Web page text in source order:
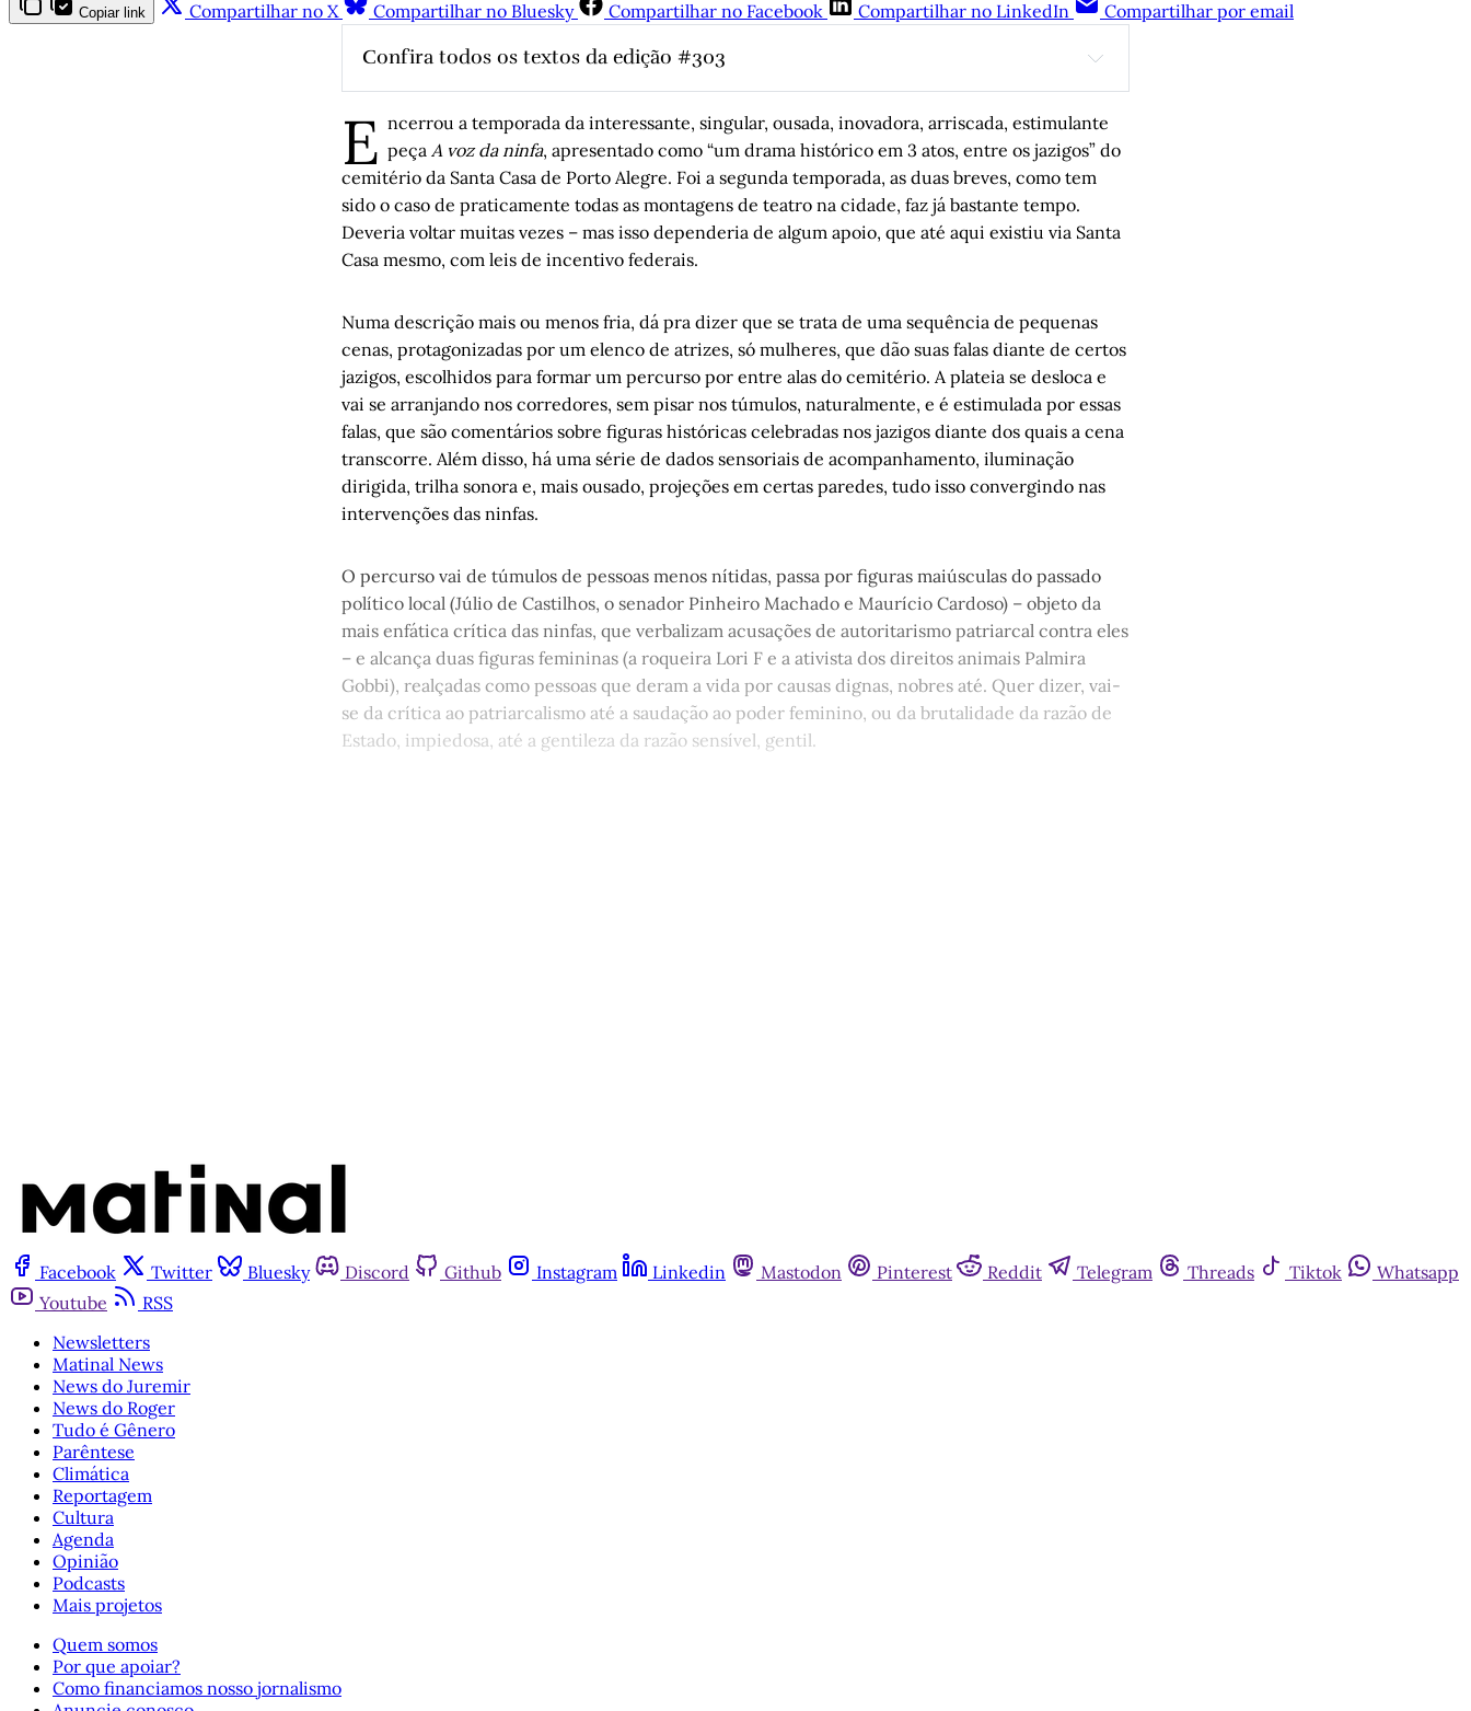
Copiar link Compartilhar no X Compartilhar no Bluesky Compartilhar no Facebook Compartilhar no LinkedIn Compartilhar por email
Confira todos os textos da edição #303
Sobre Jards Arnett Macalé da Silva, por Luciano Mello
Raduan Nassar: um olho na literatura, outro na vida, por Helena Terra
Perguntas para “O Agente Secreto”, por Álvaro Magalhães
Serranos na várzea, por Geraldo Hasse
Cidades são redes
, por Juremir Machado da Silva
Poesia de alta voltagem , por Marcia Benetti
Ninfas na lomba do cemitério , por Luís Augusto Fischer
Gota D’água, Os Saltimbancos e O Cio da Terra, por Arthur de Faria
Porto Alegre, 1891-95: os primeiros anos da Gazetinha, republicana, maçônica, operária e
quase sensacionalista, por Arnoldo Doberstein
Diário da guerra do sono: Capítulo III – O asfalto, por Cristiano Fretta
E ncerrou a temporada da interessante, singular, ousada, inovadora, arriscada, estimulante
peça A voz da ninfa, apresentado como “um drama histórico em 3 atos, entre os jazigos” do
cemitério da Santa Casa de Porto Alegre. Foi a segunda temporada, as duas breves, como tem
sido o caso de praticamente todas as montagens de teatro na cidade, faz já bastante tempo.
Deveria voltar muitas vezes – mas isso dependeria de algum apoio, que até aqui existiu via Santa
Casa mesmo, com leis de incentivo federais.
Numa descrição mais ou menos fria, dá pra dizer que se trata de uma sequência de pequenas
cenas, protagonizadas por um elenco de atrizes, só mulheres, que dão suas falas diante de certos
jazigos, escolhidos para formar um percurso por entre alas do cemitério. A plateia se desloca e
vai se arranjando nos corredores, sem pisar nos túmulos, naturalmente, e é estimulada por essas
falas, que são comentários sobre figuras históricas celebradas nos jazigos diante dos quais a cena
transcorre. Além disso, há uma série de dados sensoriais de acompanhamento, iluminação
dirigida, trilha sonora e, mais ousado, projeções em certas paredes, tudo isso convergindo nas
intervenções das ninfas.
O percurso vai de túmulos de pessoas menos nítidas, passa por figuras maiúsculas do passado
político local (Júlio de Castilhos, o senador Pinheiro Machado e Maurício Cardoso) – objeto da
mais enfática crítica das ninfas, que verbalizam acusações de autoritarismo patriarcal contra eles
– e alcança duas figuras femininas (a roqueira Lori F e a ativista dos direitos animais Palmira
Gobbi), realçadas como pessoas que deram a vida por causas dignas, nobres até. Quer dizer, vai-
se da crítica ao patriarcalismo até a saudação ao poder feminino, ou da brutalidade da razão de
Estado, impiedosa, até a gentileza da razão sensível, gentil.
Facebook Twitter Bluesky Discord Github Instagram Linkedin Mastodon Pinterest Reddit Telegram Threads Tiktok
Whatsapp
Youtube
RSS
Newsletters
Matinal News
News do Juremir
News do Roger
Tudo é Gênero
Parêntese
Climática
Reportagem
Cultura
Agenda
Opinião
Podcasts
Mais projetos
Quem somos
Por que apoiar?
Como financiamos nosso jornalismo